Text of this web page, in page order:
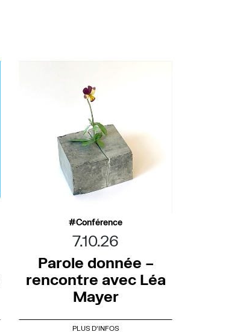
Conférence
7.10.26
Parole donnée –
rencontre avec Léa
Mayer
PLUS D'INFOS